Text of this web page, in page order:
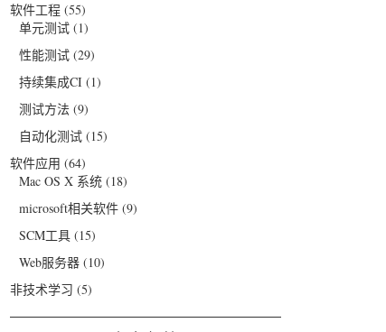
软件工程(55)
单元测试(1)
性能测试(29)
持续集成CI(1)
测试方法(9)
自动化测试(15)
软件应用 (64)
Mac OS X 系统(18)
microsoft相关软件(9)
SCM工具(15)
Web服务器(10)
非技术学习 (5)